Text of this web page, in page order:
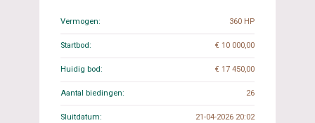
Vermogen: 360 HP
Startbod: € 10 000,00
Huidig bod: € 17 450,00
Aantal biedingen: 26
Sluitdatum: 21-04-2026 20:02